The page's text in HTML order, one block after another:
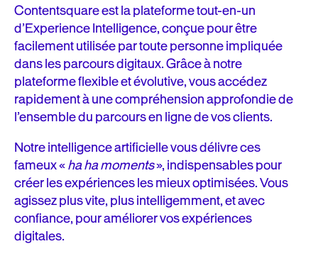
Contentsquare est la plateforme tout-en-un
d’Experience Intelligence, conçue pour être
facilement utilisée par toute personne impliquée
dans les parcours digitaux. Grâce à notre
plateforme flexible et évolutive, vous accédez
rapidement à une compréhension approfondie de
l’ensemble du parcours en ligne de vos clients.
Notre intelligence artificielle vous délivre ces
fameux «ha ha moments», indispensables pour
créer les expériences les mieux optimisées. Vous
agissez plus vite, plus intelligemment, et avec
confiance, pour améliorer vos expériences
digitales.